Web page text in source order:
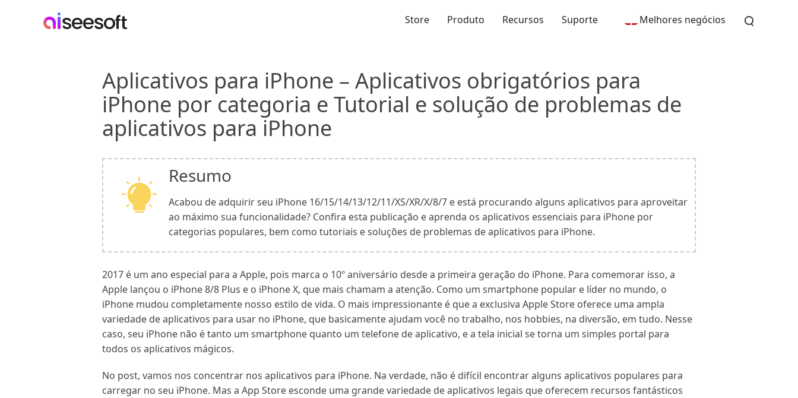
Store Produto Recursos Suporte Melhores negócios
Aplicativos para iPhone – Aplicativos obrigatórios para
iPhone por categoria e Tutorial e solução de problemas de
aplicativos para iPhone
Resumo
Acabou de adquirir seu iPhone 16/15/14/13/12/11/XS/XR/X/8/7 e está procurando alguns aplicativos para aproveitar
ao máximo sua funcionalidade? Confira esta publicação e aprenda os aplicativos essenciais para iPhone por
categorias populares, bem como tutoriais e soluções de problemas de aplicativos para iPhone.
2017 é um ano especial para a Apple, pois marca o 10º aniversário desde a primeira geração do iPhone. Para comemorar isso, a
Apple lançou o iPhone 8/8 Plus e o iPhone X, que mais chamam a atenção. Como um smartphone popular e líder no mundo, o
iPhone mudou completamente nosso estilo de vida. O mais impressionante é que a exclusiva Apple Store oferece uma ampla
variedade de aplicativos para usar no iPhone, que basicamente ajudam você no trabalho, nos hobbies, na diversão, em tudo. Nesse
caso, seu iPhone não é tanto um smartphone quanto um telefone de aplicativo, e a tela inicial se torna um simples portal para
todos os aplicativos mágicos.
No post, vamos nos concentrar nos aplicativos para iPhone. Na verdade, não é difícil encontrar alguns aplicativos populares para
carregar no seu iPhone. Mas a App Store esconde uma grande variedade de aplicativos legais que oferecem recursos fantásticos